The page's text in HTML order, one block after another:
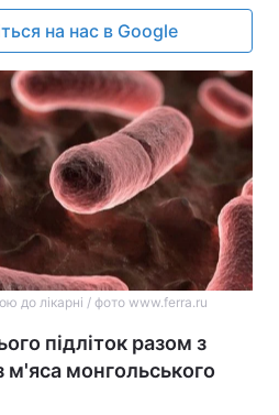
на нас в Google
до лікарні / фото www.ferra.ru
підліток разом з
м'яса монгольського